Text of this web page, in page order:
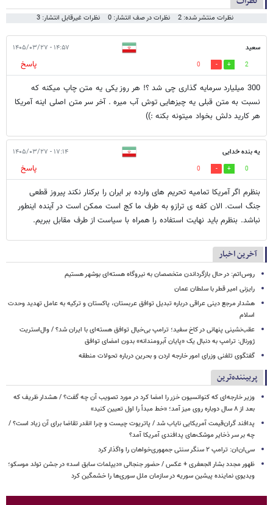
نظرات منتشر شده: 2 نظرات در صف انتشار: 0 نظرات غیرقابل انتشار: 3
سعید ۱۴:۵۷ - ۱۴۰۵/۰۳/۲۷
2
0
پاسخ
300 میلیارد سرمایه گذاری چی شد ؟! هر روز یکی یه متن چاپ میکنه که
نسبت به متن قبلی یه چیزهایی توش آب میره . آخر سر متن اصلی اینه آمریکا
هر کارید دلش بخواد میتونه بکنه :))
یه بنده خدایی ۱۷:۱۴ - ۱۴۰۵/۰۳/۲۷
0
0
پاسخ
بنظرم اگر آمریکا تمامیه تحریم های وارده بر ایران را برکنار نکند پیروز قطعی
جنگ است. الان کفه ی ترازو به طرف ما کج است ممکن است در آینده اینطور
نباشد. بنظرم باید نهایت استفاده را همراه با سیاست از طرف مقابل ببریم.
آخرین اخبار
روس‌اتم: در حال بازگرداندن متخصصان به نیروگاه هسته‌ای بوشهر هستیم
رایزنی امیر قطر با سلطان عمان
هشدار مرجع دینی عراقی درباره تبدیل توافق عربستان، پاکستان و ترکیه به عامل تهدید وحدت
اسلام
عقب‌نشینی پنهانی در کاخ سفید؛ ترامپ بی‌خیال توافق هسته‌ای با ایران شد؟ / وال‌استریت
ژورنال: ترامپ به دنبال یک «پایان آبرومندانه» بدون امضای توافق
گفتگوی تلفنی وزرای امور خارجه اردن و بحرین درباره تحولات منطقه
پربیننده‌ترین
وزیر خارجه‌ای که کنوانسیون خزر را امضا کرد در مورد تصویب آن چه گفت؟ / هشدار ظریف که
بعد از ۸ سال دوباره روی میز آمد؛ «خط مبدأ را اول تعیین کنید»
پدافند گران‌قیمت آمریکایی نایاب شد / پاتریوت چیست و چرا انقدر تقاضا برای آن زیاد است؟ /
چه بر سر ذخایر موشک‌های پدافندی آمریکا آمد؟
سی‌ان‌ان: ترامپ ۲ سنگر سنتی جمهوری‌خواهان را واگذار کرد
ظهور مجدد بشار الجعفری + عکس / حضور جنجالی «دیپلمات سابق اسد» در جشن تولد موسکو؛
ویدیوی نماینده پیشین سوریه در سازمان ملل سوری‌ها را خشمگین کرد